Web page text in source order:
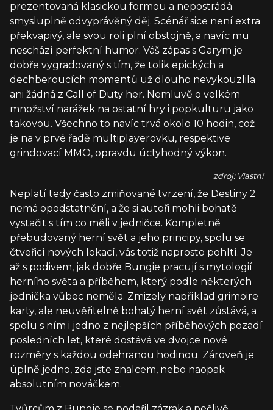
prezentovaná klasickou formou a nepostrádá
smysluplně odvyprávěný děj. Scénář sice není extra
překvapivý, ale svou roli plní obstojně, a navíc mu
neschází perfektní humor. Váš zápas s Garym je
dobře vygradovaný s tím, že tolik epických a
dechberoucích momentů už dlouho nevykouzlila
ani žádná z Call of Duty her. Nemluvě o velkém
množství narážek na ostatní hry i popkulturu jako
takovou. Všechno to navíc trvá okolo 10 hodin, což
je na v prvé řadě multiplayerovku, respektive
grindovací MMO, opravdu úctyhodný výkon.
zdroj: Vlastní
Neplatí tedy často zmiňované tvrzení, že Destiny 2
nemá opodstatnění, a že si autoři mohli bohatě
vystačit s tím co měli v jedničce. Kompletně
přebudovaný herní svět a jeho principy, spolu se
čtveřicí nových lokací, vás totiž naprosto pohltí. Je
až s podivem, jak dobře Bungie pracují s mytologií
herního světa a příběhem, který podle některých
jednička vůbec neměla. Zmizely například grimoire
karty, ale neuvěřitelně bohatý herní svět zůstává, a
spolu s ním i jedno z nejlepších příběhových pozadí
posledních let, které dostává ve dvojce nové
rozměry s každou odehranou hodinou. Zároveň je
úplně jedno, zda jste znalcem, nebo naopak
absolutním nováčkem.